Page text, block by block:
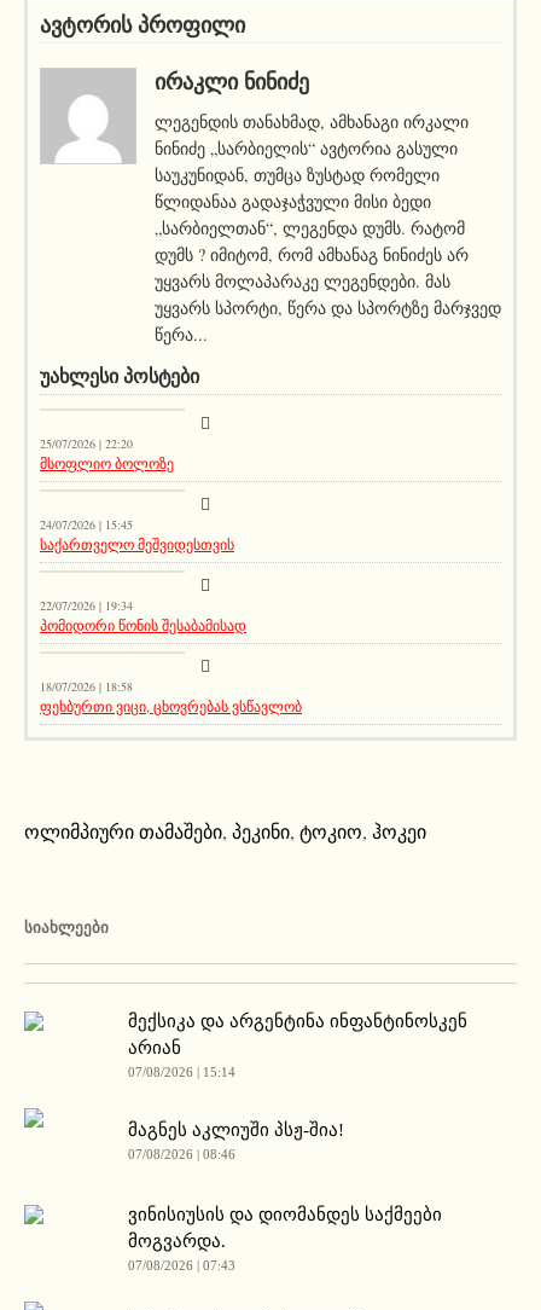
ავტორის პროფილი
ᲘᲠᲐᲙᲚᲘ ᲜᲘᲜᲘᲫᲔ
ლეგენდის თანახმად, ამხანაგი ირკალი
ნინიძე „სარბიელის“ ავტორია გასული
საუკუნიდან, თუმცა ზუსტად რომელი
წლიდანაა გადაჯაჭვული მისი ბედი
„სარბიელთან“, ლეგენდა დუმს. რატომ
დუმს ? იმიტომ, რომ ამხანაგ ნინიძეს არ
უყვარს მოლაპარაკე ლეგენდები. მას
უყვარს სპორტი, წერა და სპორტზე მარჯვედ
წერა...
ᲣᲐᲮᲚᲔᲡᲘ ᲞᲝᲡᲢᲔᲑᲘ
25/07/2026 | 22:20
მსოფლიო ბოლოზე
სიახლეები
24/07/2026 | 15:45
საქართველო მეშვიდესთვის
აქეთურ-იქითური
22/07/2026 | 19:34
პომიდორი წონის შესაბამისად
აქეთურ-იქითური
18/07/2026 | 18:58
ფეხბურთი ვიცი, ცხოვრებას ვსწავლობ
ოლიმპიური თამაშები, პეკინი, ტოკიო, ჰოკეი
ᲡᲘᲐᲮᲚᲔᲔᲑᲘ
მექსიკა და არგენტინა ინფანტინოსკენ
არიან
07/08/2026 | 15:14
მაგნეს აკლიუში პსჟ-შია!
07/08/2026 | 08:46
ვინისიუსის და დიომანდეს საქმეები
მოგვარდა.
07/08/2026 | 07:43